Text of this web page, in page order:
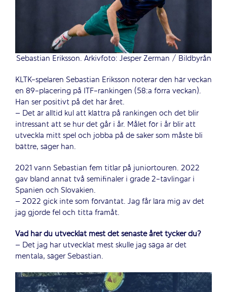
Sebastian Eriksson. Arkivfoto: Jesper Zerman / Bildbyrån
KLTK-spelaren Sebastian Eriksson noterar den här veckan
en 89-placering på ITF-rankingen (58:a förra veckan).
Han ser positivt på det här året.
– Det är alltid kul att klättra på rankingen och det blir
intressant att se hur det går i år. Målet för i år blir att
utveckla mitt spel och jobba på de saker som måste bli
bättre, säger han.
2021 vann Sebastian fem titlar på juniortouren. 2022
gav bland annat två semifinaler i grade 2-tävlingar i
Spanien och Slovakien.
– 2022 gick inte som förväntat. Jag får lära mig av det
jag gjorde fel och titta framåt.
Vad har du utvecklat mest det senaste året tycker du?
– Det jag har utvecklat mest skulle jag säga är det
mentala, säger Sebastian.